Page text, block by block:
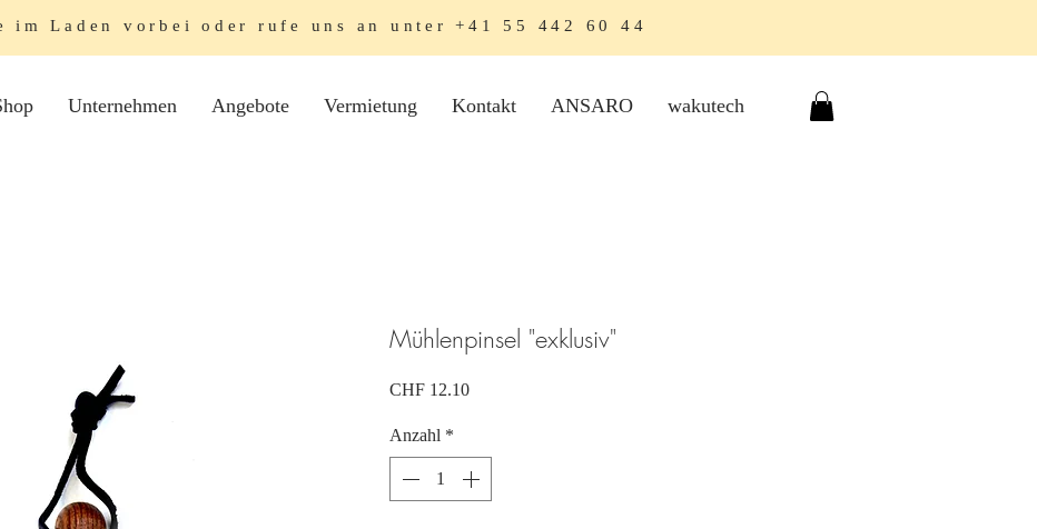
im Laden vorbei oder rufe uns an unter+41 55 442 60 44
Unternehmen Angebote Vermietung Kontakt ANSARO wakutech
Mühlenpinsel "exklusiv"
CHF 12.10Preis
Anzahl *